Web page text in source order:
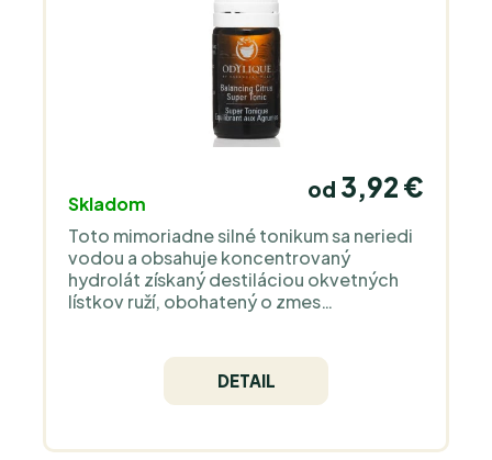
Skladom
od 3,92 €
Toto mimoriadne silné tonikum sa neriedi
vodou a obsahuje koncentrovaný
hydrolát získaný destiláciou okvetných
lístkov ruží, obohatený o zmes
pleti, reguláciu tvorby kožného mazu a na
obnovu normálnej, mastnej alebo
zmiešanej pleti.
DETAIL